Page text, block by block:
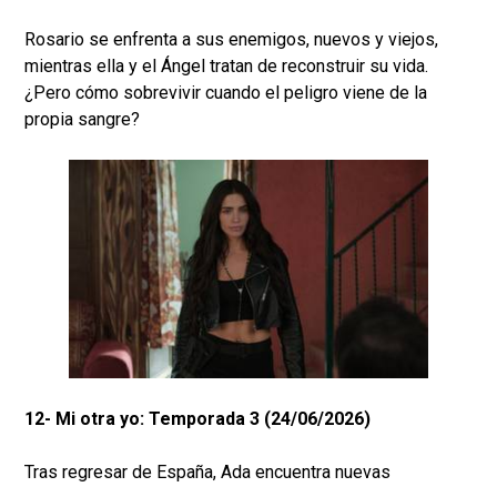
Rosario se enfrenta a sus enemigos, nuevos y viejos,
mientras ella y el Ángel tratan de reconstruir su vida.
¿Pero cómo sobrevivir cuando el peligro viene de la
propia sangre?
12- Mi otra yo: Temporada 3 (24/06/2026)
Tras regresar de España, Ada encuentra nuevas